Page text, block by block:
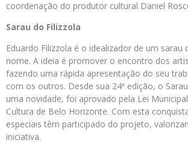
coordenação do produtor cultural Daniel
Sarau do Filizzola
Eduardo Filizzola é o idealizador de um sarau
nome. A ideia é promover o encontro dos
fazendo uma rápida apresentação do seu
com os outros. Desde sua 24ª edição, o
uma novidade, foi aprovado pela Lei
Cultura de Belo Horizonte. Com esta
especiais têm participado do projeto,
iniciativa.